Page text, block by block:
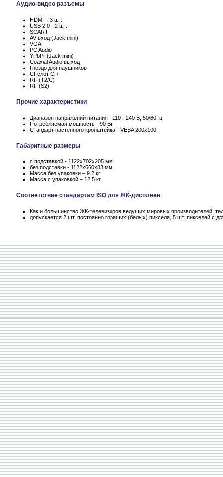
Аудио-видео разъемы
HDMI – 3 шт.
USB 2.0 - 2 шт.
SCART
AV вход (Jack mini)
VGA
PC Audio
YPbPr (Jack mini)
Coaxial Audio выход
Гнездо для наушников
CI-слот CI+
RF (T2/C)
RF (S2)
Прочие характеристики
Диапазон напряжений питания - 110 - 240 В, 50/60Гц
Потребляемая мощность - 90 Вт
Стандарт настенного кронштейна - VESA 200x100
Габаритные размеры
с подставкой - 1122x702x205 мм
без подставки - 1122x660x83 мм
Масса без упаковки – 9.2 кг
Масса c упаковкой – 12.5 кг
Соответствие стандартам ISO для ЖК-дисплеев
Как и большинство ЖК-телевизоров ведущих мировых производителей,
допускается 2 шт. постоянно горящих (белых) пикселя, 5 шт. пикселей с